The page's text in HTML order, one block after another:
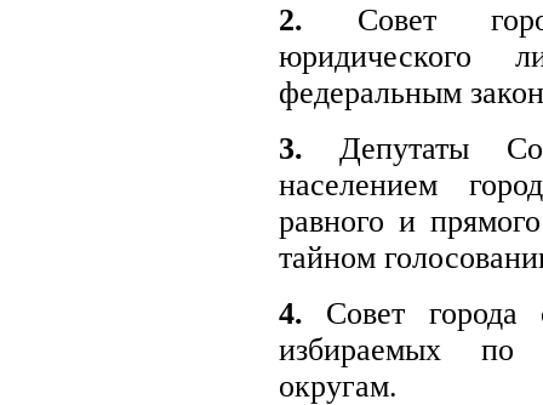
2. Совет
юридического
федеральным
3. Депутаты
населением
равного и
тайном
4. Совет города
избираемых по
округам.